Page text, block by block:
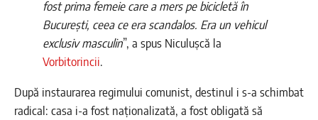
fost prima femeie care a mers pe bicicletă în
București, ceea ce era scandalos. Era un vehicul
exclusiv masculin”, a spus Niculușcă la
Vorbitorincii.
După instaurarea regimului comunist, destinul i s-a schimbat
radical: casa i-a fost naționalizată, a fost obligată să